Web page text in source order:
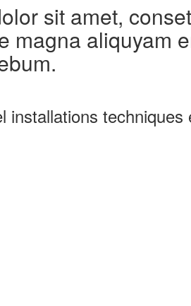
sit amet,
magna aliquyam
installations